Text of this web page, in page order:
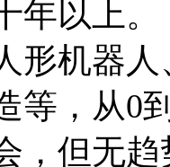
年以上。
形机器
等，从0
，但无